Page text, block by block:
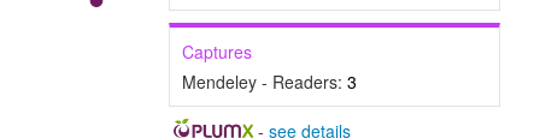
Captures
Mendeley - Readers: 3
- see details